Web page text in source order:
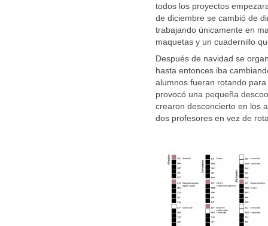
todos los proyectos
de diciembre se cambió de
trabajando únicamente en
maquetas y un cuadernillo
Después de navidad se
hasta entonces iba
alumnos fueran rotando
provocó una pequeña
crearon desconcierto en los
dos profesores en vez de